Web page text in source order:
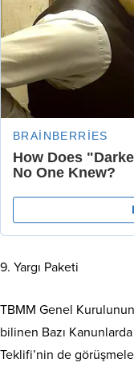
9. Yargı Paketi
TBMM Genel
bilinen Bazı
Teklifi’nin de